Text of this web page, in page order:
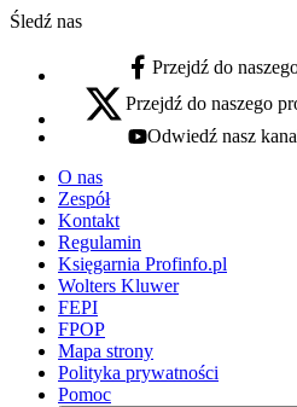
Śledź nas
facebook - otwiera się w
Przejdź do
x - otwiera się w nowej karcie
Przejdź do naszego
youtube - otwiera się w
Odwiedź nasz
O nas
Zespół
Kontakt
Regulamin
Księgarnia Profinfo.pl
Wolters Kluwer
FEPI
FPOP
Mapa strony
Polityka prywatności
Pomoc